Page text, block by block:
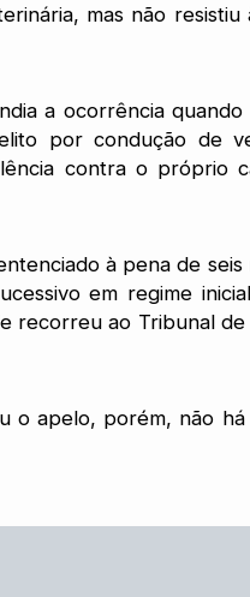
mas não
a ocorrência
por condução de
contra o próprio
à pena de
em regime
recorreu ao Tribunal
o apelo, porém, não